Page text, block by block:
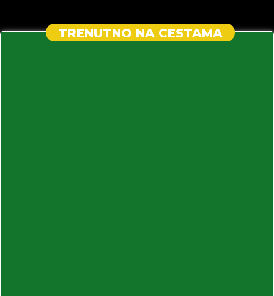
TRENUTNO NA CESTAMA